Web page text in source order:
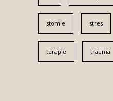
stomie stres
terapie trauma